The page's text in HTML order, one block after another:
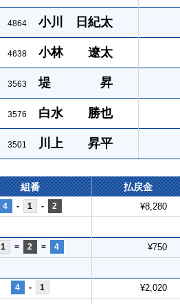
4864 小川 日紀太
4638 小林 遼太
3563 堤 昇
3576 白水 勝也
3501 川上 昇平
組番 払戻金
4 - 1 - 2 ¥8,280
1 = 2 = 4 ¥750
4 - 1 ¥2,020